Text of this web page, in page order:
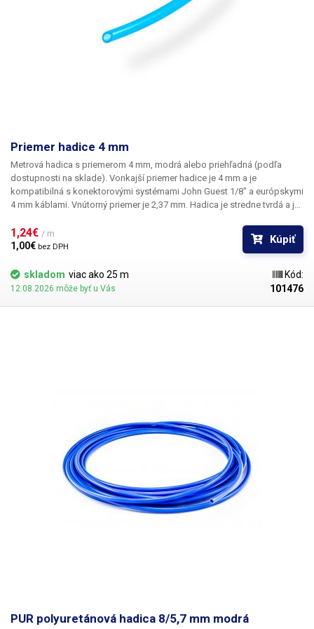
Priemer hadice 4 mm
Metrová hadica s priemerom 4 mm, modrá alebo priehľadná (podľa
dostupnosti na sklade). Vonkajší priemer hadice je 4 mm a je
kompatibilná s konektorovými systémami John Guest 1/8" a európskymi
4 mm káblami. Vnútorný priemer je 2,37 mm. Hadica je stredne tvrdá a je
súčasťou vnútorných rozdeľovačov niektorých automatických
dávkovačov kvapalín, konkrétne CXG 628 a KH228, a preto sa môže
1,24€ / m
1,00€ bez DPH
Kúpiť
skladom viac ako 25 m
12.08.2026 môže byť u Vás
Kód:
101476
PUR polyuretánová hadica 8/5,7 mm modrá